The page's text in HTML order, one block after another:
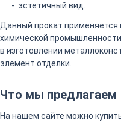
эстетичный вид.
Данный прокат применяется
химической
в изготовлении
элемент отделки.
Что мы предлагаем
На нашем сайте можно